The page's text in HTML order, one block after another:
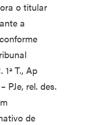
o titular
a
1ª T., Ap
PJe, rel. des.
de